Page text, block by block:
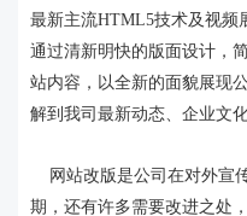
最新主流HTML5技术及视频
通过清新明快的版面设计，
站内容，以全新的面貌展现
解到我司最新动态、企业文化
网站改版是公司在对外宣
期，还有许多需要改进之处